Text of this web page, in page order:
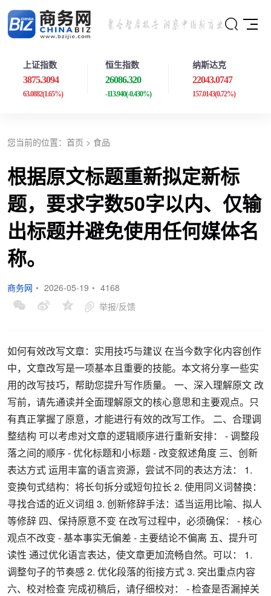
上证指数
3875.3094
63.0882(1.65%)
恒生指数
26086.320
-113.940(-0.430%)
纳斯达克
22043.0747
157.0143(0.72%)
您当前的位置： 首页 > 食品
根据原文标题重新拟定新标
题，要求字数50字以内、仅输
出标题并避免使用任何媒体名
称。
商务网 • 2026-05-19 • 4168
举报/反馈
如何有效改写文章：实用技巧与建议 在当今数字化内容创作
中，文章改写是一项基本且重要的技能。本文将分享一些实
用的改写技巧，帮助您提升写作质量。 一、深入理解原文 改
写前，请先通读并全面理解原文的核心意思和主要观点。只
有真正掌握了原意，才能进行有效的改写工作。 二、合理调
整结构 可以考虑对文章的逻辑顺序进行重新安排： - 调整段
落之间的顺序 - 优化标题和小标题 - 改变叙述角度 三、创新
表达方式 运用丰富的语言资源，尝试不同的表达方法： 1.
变换句式结构：将长句拆分或短句拉长 2. 使用同义词替换：
寻找合适的近义词组 3. 创新修辞手法：适当运用比喻、拟人
等修辞 四、保持原意不变 在改写过程中，必须确保： - 核心
观点不改变 - 基本事实无偏差 - 主要结论不偏离 五、提升可
读性 通过优化语言表达，使文章更加流畅自然。可以： 1.
调整句子的节奏感 2. 优化段落的衔接方式 3. 突出重点内容
六、校对检查 完成初稿后，请仔细校对： - 检查是否漏掉关